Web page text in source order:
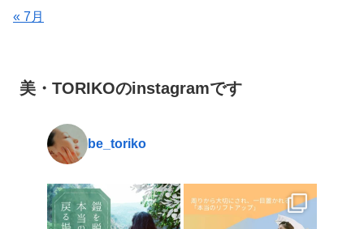
« 7月
美・TORIKOのinstagramです
be_toriko